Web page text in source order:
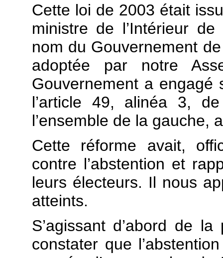
Cette loi de 2003 était
ministre de l’Intérieur
nom du Gouvernement
adoptée par notre
Gouvernement a engagé
l’article 49, alinéa 3,
l’ensemble de la gauche,
Cette réforme avait,
contre l’abstention et
leurs électeurs. Il nous
atteints.
S’agissant d’abord de
constater que